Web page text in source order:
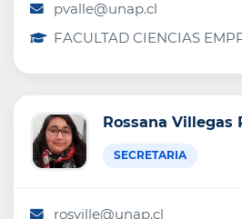
pvalle@unap.cl
FACULTAD CIENCIAS
Rossana Villegas
SECRETARIA
rosville@unap.cl